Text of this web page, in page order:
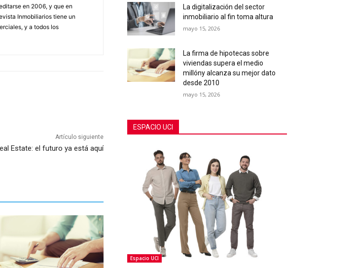
en 2006, y que en
Inmobiliarios tiene un
y a todos los
Artículo siguiente
Estate: el futuro ya está aquí
La digitalización del sector
inmobiliario al fin toma altura
mayo 15, 2026
La firma de hipotecas sobre
viviendas supera el medio
millóny alcanza su mejor dato
desde 2010
mayo 15, 2026
ESPACIO UCI
Espacio UCI